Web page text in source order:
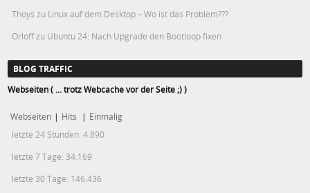
Thoys zu Linux auf dem Desktop – Wo ist das Problem???
Orloffzu Ubuntu 24: Nach Upgrade den Bootloop fixen
BLOG TRAFFIC
Webseiten ( ... trotz Webcache vor der Seite ;) )
Webseiten | Hits | Einmalig
letzte 24 Stunden:4.890
letzte 7 Tage: 34.169
letzte 30 Tage: 146.436